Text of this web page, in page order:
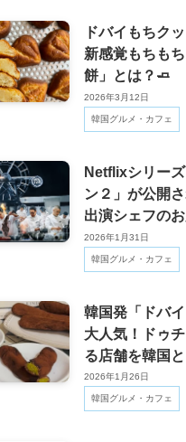
ドバイもちク
新感覚もちも
餅」とは？🧈
2026年3月12日
韓国グルメ・カフェ
Netflixシリー
ン２」が公開
出演シェフの
2026年1月31日
韓国グルメ・カフェ
韓国発「ドバ
大人気！ドゥ
る店舗を韓国
2026年1月26日
韓国グルメ・カフェ